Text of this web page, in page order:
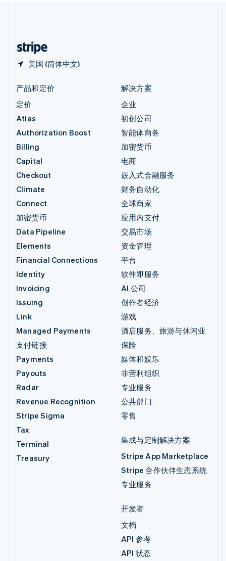
美国 (简体中文)
产品和定价
定价
Atlas
Authorization Boost
Billing
Capital
Checkout
Climate
Connect
加密货币
Data Pipeline
Elements
Financial Connections
Identity
Invoicing
Issuing
Link
Managed Payments
支付链接
Payments
Payouts
Radar
Revenue Recognition
Stripe Sigma
Tax
Terminal
Treasury
解决方案
企业
初创公司
智能体商务
加密货币
电商
嵌入式金融服务
财务自动化
全球商家
应用内支付
交易市场
资金管理
平台
软件即服务
AI 公司
创作者经济
游戏
酒店服务、旅游与休闲业
保险
媒体和娱乐
非营利组织
专业服务
公共部门
零售
集成与定制解决方案
Stripe App Marketplace
Stripe 合作伙伴生态系统
专业服务
开发者
文档
API 参考
API 状态